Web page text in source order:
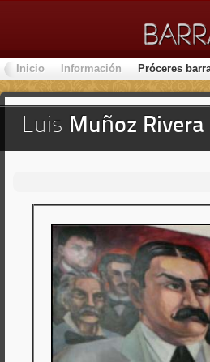
Inicio Información Próceres
Luis Muñoz Rivera